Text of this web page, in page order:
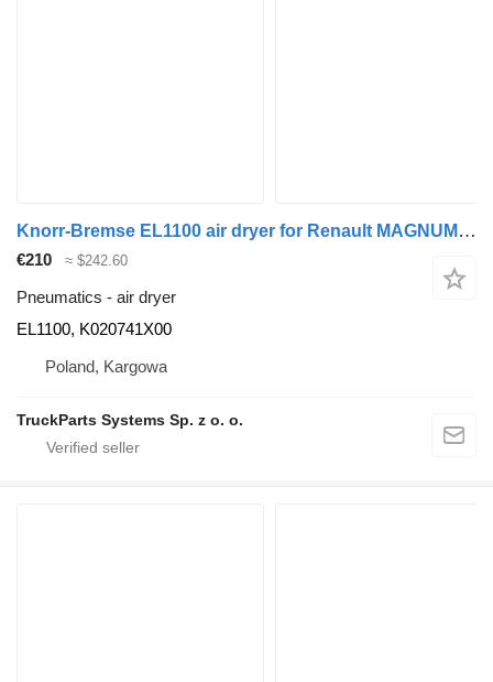
Knorr-Bremse EL1100 air dryer for Renault MAGNUM PREMIUM truck tractor
€210 ≈ $242.60
Pneumatics - air dryer
EL1100, K020741X00
Poland, Kargowa
TruckParts Systems Sp. z o. o.